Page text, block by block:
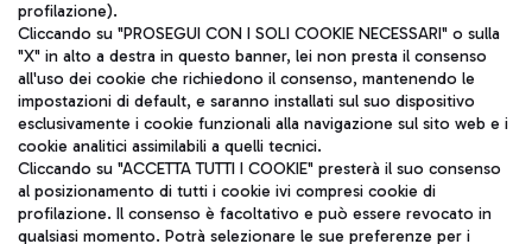
Pizza
Autobus
Scopri le linee di autobus per raggiungere l'aeroporto
Leonardo Da Vinci.
Aeroporti di Roma S.p.A. - Società soggetta a direzione e
coordinamento di Mundys S.p.A.
Codice fiscale e Registro delle Imprese di Roma 13032990155 P.
IVA 06572251004
profilazione).
Cliccando su "PROSEGUI CON I SOLI COOKIE NECESSARI" o sulla
"X" in alto a destra in questo banner, lei non presta il consenso
all'uso dei cookie che richiedono il consenso, mantenendo le
impostazioni di default, e saranno installati sul suo dispositivo
esclusivamente i cookie funzionali alla navigazione sul sito web e i
cookie analitici assimilabili a quelli tecnici.
Cliccando su "ACCETTA TUTTI I COOKIE" presterà il suo consenso
al posizionamento di tutti i cookie ivi compresi cookie di
profilazione. Il consenso è facoltativo e può essere revocato in
qualsiasi momento. Potrà selezionare le sue preferenze per i